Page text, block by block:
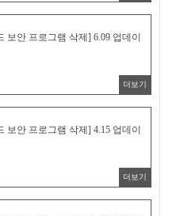
보안 프로그램 삭제] 6.09 업데이
더보기
보안 프로그램 삭제] 4.15 업데이
더보기